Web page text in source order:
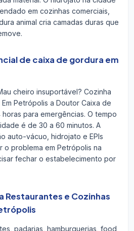
em cozinhas comerciais,
animal cria camadas duras que
de caixa de gordura em
cheiro insuportável? Cozinha
Petrópolis a Doutor Caixa de
para emergências. O tempo
é de 30 a 60 minutos. A
auto-vácuo, hidrojato e EPIs
o problema em Petrópolis na
fechar o estabelecimento por
Restaurantes e Cozinhas
padarias, hamburguerias, food